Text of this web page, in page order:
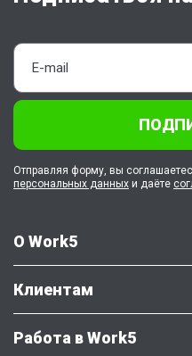
О Work5
Клиентам
Работа в Work5
Отправляя форму, вы
персональных данных и даёте